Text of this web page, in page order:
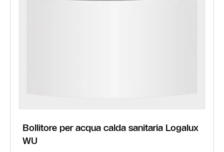
Bollitore per acqua calda sanitaria Logalux
WU